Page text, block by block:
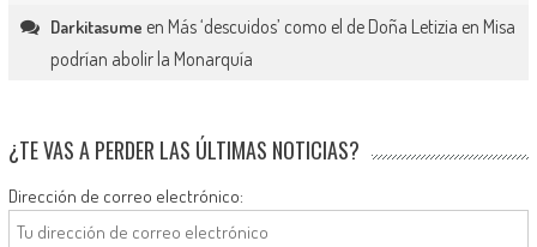
Darkitasume en Más ‘descuidos’ como el de Doña Letizia en Misa
podrían abolir la Monarquía
¿TE VAS A PERDER LAS ÚLTIMAS NOTICIAS?
Dirección de correo electrónico: